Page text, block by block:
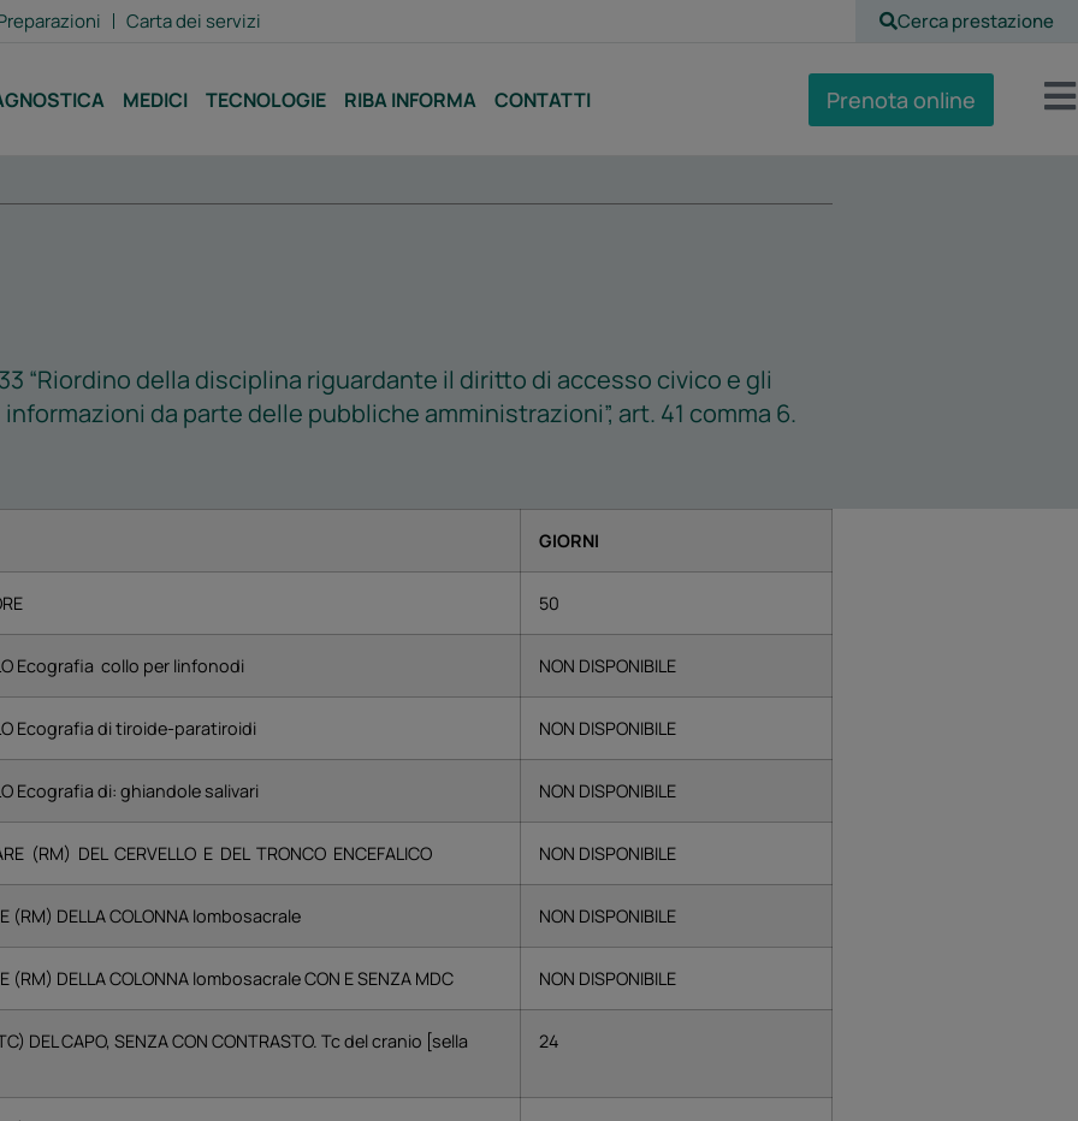
Carta dei servizi Cerca prestazione
MEDICI TECNOLOGIE RIBA INFORMA CONTATTI Prenota online
“Riordino della disciplina riguardante il diritto di accesso civico e gli
da parte delle pubbliche amministrazioni”, art. 41 comma 6.
GIORNI
50
Ecografia collo per linfonodi NON DISPONIBILE
Ecografia di tiroide-paratiroidi NON DISPONIBILE
Ecografia di: ghiandole salivari NON DISPONIBILE
(RM) DEL CERVELLO E DEL TRONCO ENCEFALICO NON DISPONIBILE
(RM) DELLA COLONNA lombosacrale NON DISPONIBILE
(RM) DELLA COLONNA lombosacrale CON E SENZA MDC NON DISPONIBILE
DEL CAPO, SENZA CON CONTRASTO. Tc del cranio [sella
24